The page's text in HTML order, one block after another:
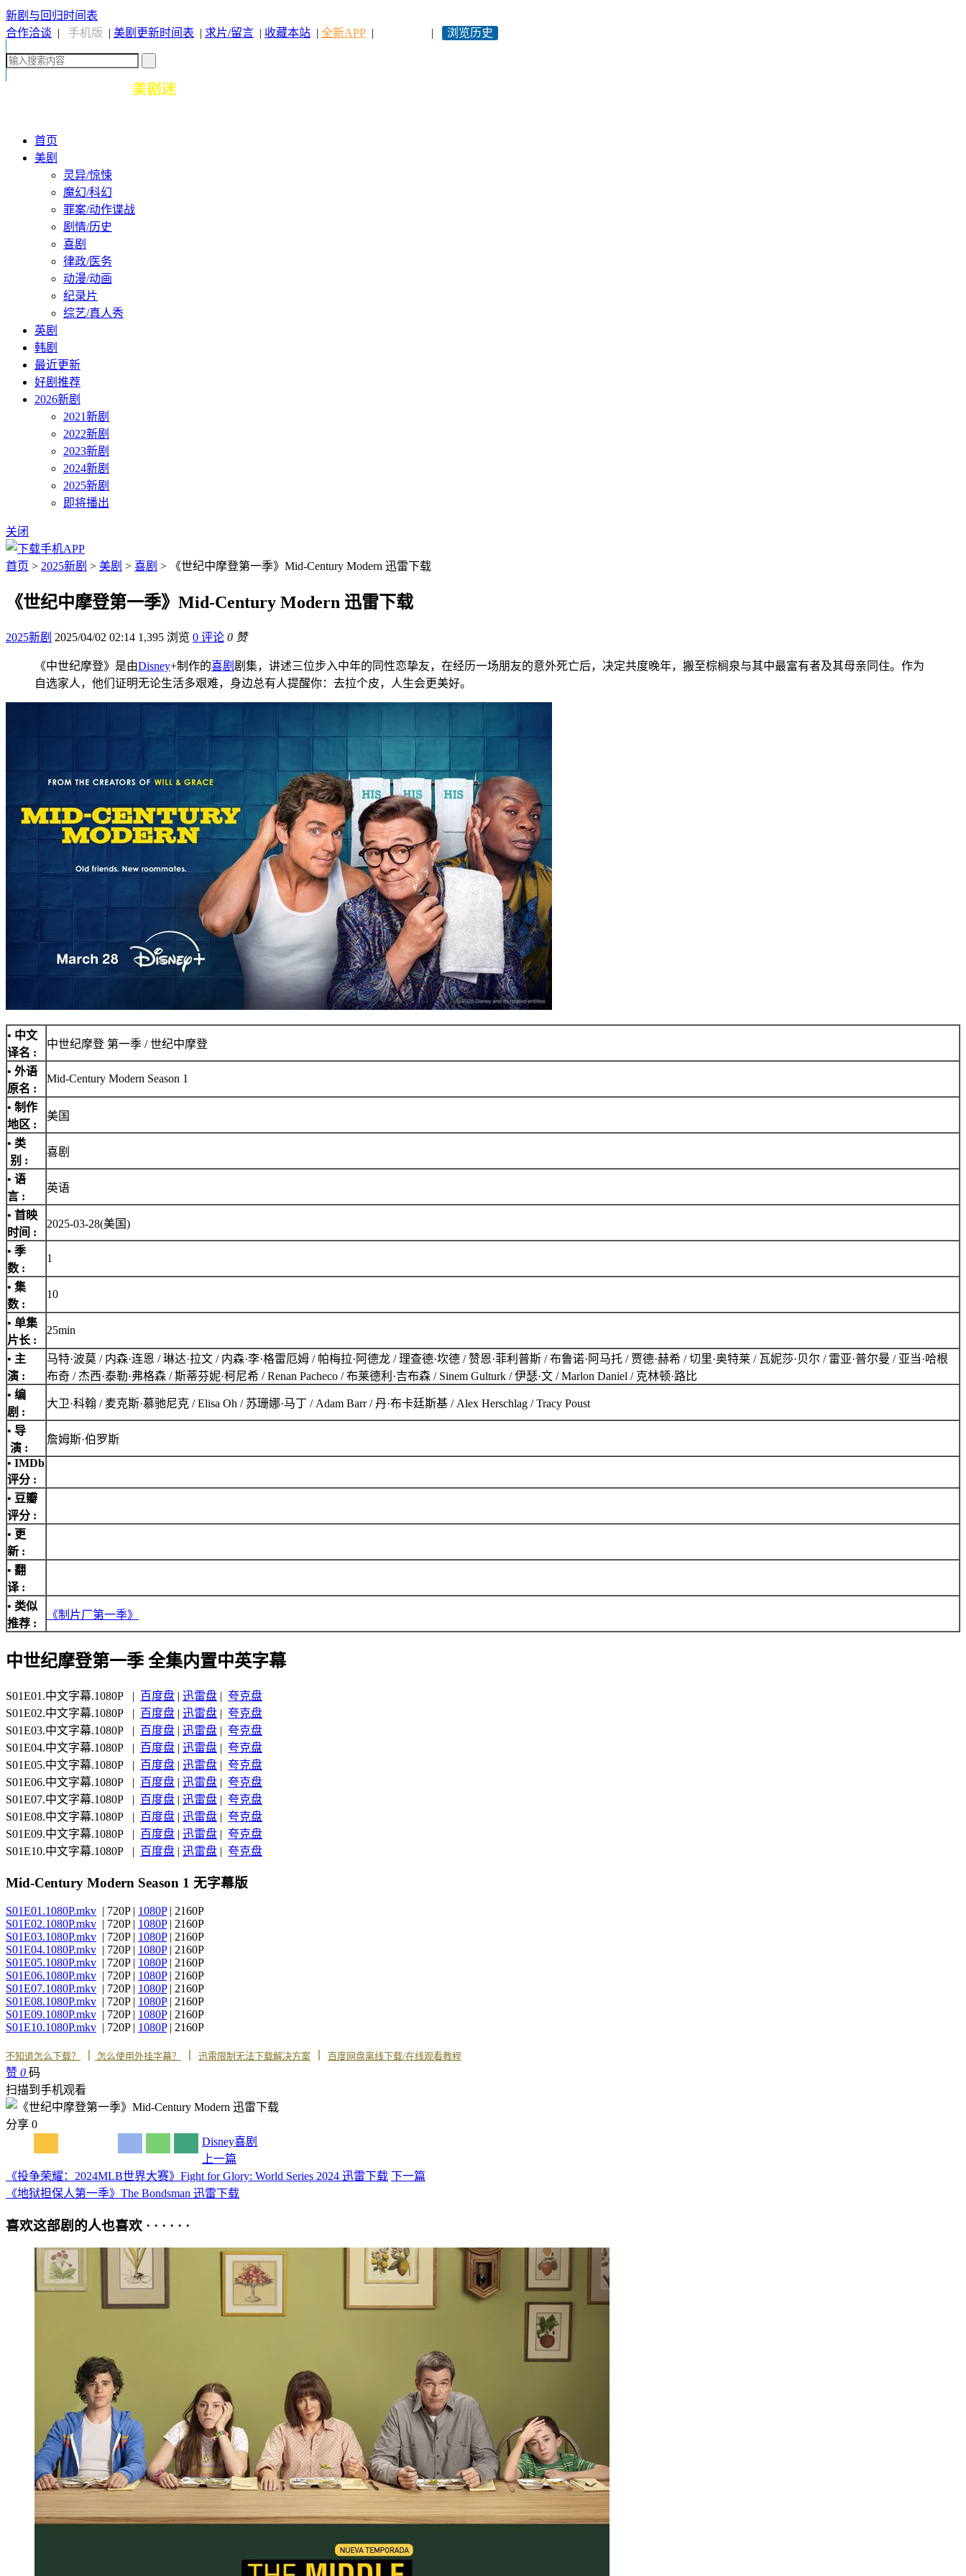
新剧与回归时间表
合作洽谈 | 手机版 | 美剧更新时间表 | 求片/留言 | 收藏本站 | 全新APP | | 浏览历史
首页
美剧
灵异/惊悚
魔幻/科幻
罪案/动作谍战
剧情/历史
喜剧
律政/医务
动漫/动画
纪录片
综艺/真人秀
英剧
韩剧
最近更新
好剧推荐
2026新剧
2021新剧
2022新剧
2023新剧
2024新剧
2025新剧
即将播出
关闭
首页 > 2025新剧 > 美剧 > 喜剧 > 《世纪中摩登第一季》Mid-Century Modern 迅雷下载
《世纪中摩登第一季》Mid-Century Modern 迅雷下载
2025新剧 2025/04/02 02:14 1,395 浏览 0 评论 0 赞
《中世纪摩登》是由Disney+制作的喜剧 剧集，讲述三位步入中年的同性恋挚友，在经历一场朋友的意外死亡后，决定共度晚年，搬至棕榈泉与其中最富有者及其母亲同住。作为
自选家人，他们证明无论生活多艰难，身边总有人提醒你：去拉个皮，人生会更美好。
• 中文
译名 :
中世纪摩登 第一季 / 世纪中摩登
• 外语
原名 :
Mid-Century Modern Season 1
• 制作
地区 :
美国
• 类
别 :
喜剧
• 语
言 :
英语
• 首映
时间 :
2025-03-28(美国)
• 季
数 :
1
• 集
数 :
10
• 单集
片长 :
25min
• 主
演 :
马特·波莫 / 内森·连恩 / 琳达·拉文 / 内森·李·格雷厄姆 / 帕梅拉·阿德龙 / 理查德·坎德 / 赞恩·菲利普斯 / 布鲁诺·阿马托 / 贾德·赫希 / 切里·奥特莱 / 瓦妮莎·贝尔 / 雷亚·普尔曼 / 亚当·哈根
布奇 / 杰西·泰勒·弗格森 / 斯蒂芬妮·柯尼希 / Renan Pacheco / 布莱德利·吉布森 / Sinem Gulturk / 伊瑟·文 / Marlon Daniel / 克林顿·路比
• 编
剧 :
大卫·科翰 / 麦克斯·慕驰尼克 / Elisa Oh / 苏珊娜·马丁 / Adam Barr / 丹·布卡廷斯基 / Alex Herschlag / Tracy Poust
• 导
演 :
詹姆斯·伯罗斯
• IMDb
评分 :
• 豆瓣
评分 :
• 更
新 :
• 翻
译 :
• 类似
推荐 :
《制片厂第一季》
中世纪摩登第一季 全集内置中英字幕
S01E01.中文字幕.1080P | 百度盘 | 迅雷盘 | 夸克盘
S01E02.中文字幕.1080P | 百度盘 | 迅雷盘 | 夸克盘
S01E03.中文字幕.1080P | 百度盘 | 迅雷盘 | 夸克盘
S01E04.中文字幕.1080P | 百度盘 | 迅雷盘 | 夸克盘
S01E05.中文字幕.1080P | 百度盘 | 迅雷盘 | 夸克盘
S01E06.中文字幕.1080P | 百度盘 | 迅雷盘 | 夸克盘
S01E07.中文字幕.1080P | 百度盘 | 迅雷盘 | 夸克盘
S01E08.中文字幕.1080P | 百度盘 | 迅雷盘 | 夸克盘
S01E09.中文字幕.1080P | 百度盘 | 迅雷盘 | 夸克盘
S01E10.中文字幕.1080P | 百度盘 | 迅雷盘 | 夸克盘
Mid-Century Modern Season 1 无字幕版
S01E01.1080P.mkv | 720P | 1080P| 2160P
S01E02.1080P.mkv | 720P | 1080P| 2160P
S01E03.1080P.mkv | 720P | 1080P| 2160P
S01E04.1080P.mkv | 720P | 1080P| 2160P
S01E05.1080P.mkv | 720P | 1080P| 2160P
S01E06.1080P.mkv | 720P | 1080P| 2160P
S01E07.1080P.mkv | 720P | 1080P| 2160P
S01E08.1080P.mkv | 720P | 1080P| 2160P
S01E09.1080P.mkv | 720P | 1080P| 2160P
S01E10.1080P.mkv | 720P | 1080P| 2160P
不知道怎么下载？ 怎么使用外挂字幕？ 迅雷限制无法下载解决方案 百度网盘离线下载/在线观看教程
赞 0 码
扫描到手机观看
分享 0
Disney喜剧
上一篇
《投争荣耀：2024MLB世界大赛》Fight for Glory: World Series 2024 迅雷下载 下一篇
《地狱担保人第一季》The Bondsman 迅雷下载
喜欢这部剧的人也喜欢 · · · · · ·